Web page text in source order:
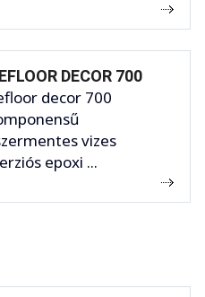
DECOR 700
decor 700
vizes
epoxi ...